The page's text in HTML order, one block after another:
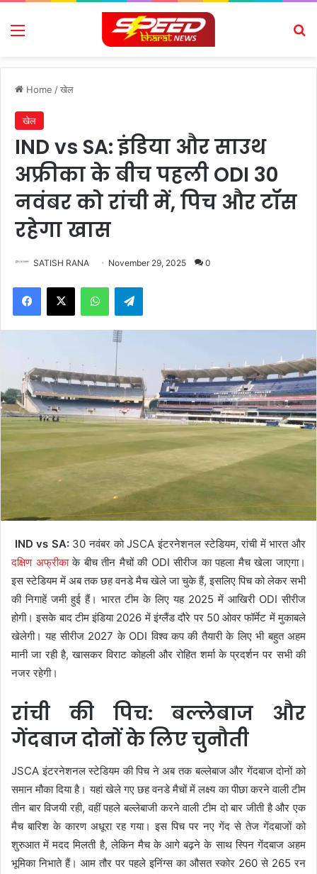
Menu
Home /खेल
खेल
IND vs SA: इंडिया और साउथ
अफ्रीका के बीच पहली ODI 30
नवंबर को रांची में, पिच और टॉस
रहेगा खास
SATISH RANA November 29, 2025 0
Facebook
X WhatsAppTelegram
IND vs SA:30 नवंबर को JSCA इंटरनेशनल स्टेडियम, रांची में भारत और
दक्षिण अफ्रीकाके बीच तीन मैचों की ODI सीरीज का पहला मैच खेला जाएगा।
इस स्टेडियम में अब तक छह वनडे मैच खेले जा चुके हैं, इसलिए पिच को लेकर सभी
की निगाहें जमी हुई हैं। भारत टीम के लिए यह 2025 में आखिरी ODI सीरीज
होगी। इसके बाद टीम इंडिया 2026 में इंग्लैंड दौरे पर 50 ओवर फॉर्मेट में मुकाबले
खेलेगी। यह सीरीज 2027 के ODI विश्व कप की तैयारी के लिए भी बहुत अहम
मानी जा रही है, खासकर विराट कोहली और रोहित शर्मा के प्रदर्शन पर सभी की
नजर रहेगी।
रांची की पिच: बल्लेबाज और
गेंदबाज दोनों के लिए चुनौती
JSCA इंटरनेशनल स्टेडियम की पिच ने अब तक बल्लेबाज और गेंदबाज दोनों को
समान मौका दिया है। यहां खेले गए छह वनडे मैचों में लक्ष्य का पीछा करने वाली टीम
तीन बार विजयी रही, वहीं पहले बल्लेबाजी करने वाली टीम दो बार जीती है और एक
मैच बारिश के कारण अधूरा रह गया। इस पिच पर नए गेंद से तेज गेंदबाजों को
शुरुआत में मदद मिलती है, लेकिन मैच के आगे बढ़ने के साथ स्पिन गेंदबाज अहम
भूमिका निभाते हैं। आम तौर पर पहले इनिंग्स का औसत स्कोर 260 से 265 रन